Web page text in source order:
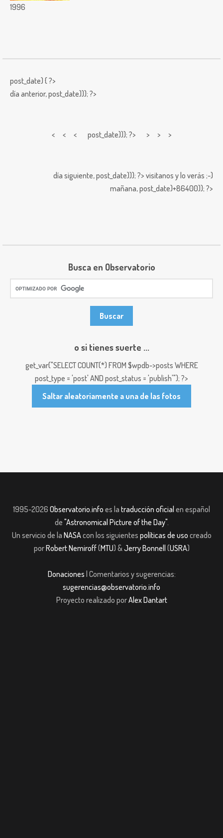
1996
post_date) { ?>
día anterior,post_date))); ?>
< < < post_date))); ?> > > >
día siguiente,post_date))); ?> visitanos y lo verás ;-)
mañana,post_date)+86400)); ?>
Busca en Observatorio
o si tienes suerte ...
get_var("SELECT COUNT(*) FROM $wpdb->posts WHERE
post_type = 'post' AND post_status = 'publish'"); ?>
Saltar aleatoriamente a una de las fotos
1995-2026 Observatorio.info es la traducción oficial en español
de "Astronomical Picture of the Day".
Un servicio de la NASAcon los siguientes políticas de uso creado
porRobert Nemiroff(MTU) &Jerry Bonnell (USRA)
Donaciones | Comentarios y sugerencias:
sugerencias@observatorio.info
Proyecto realizado porAlex Dantart